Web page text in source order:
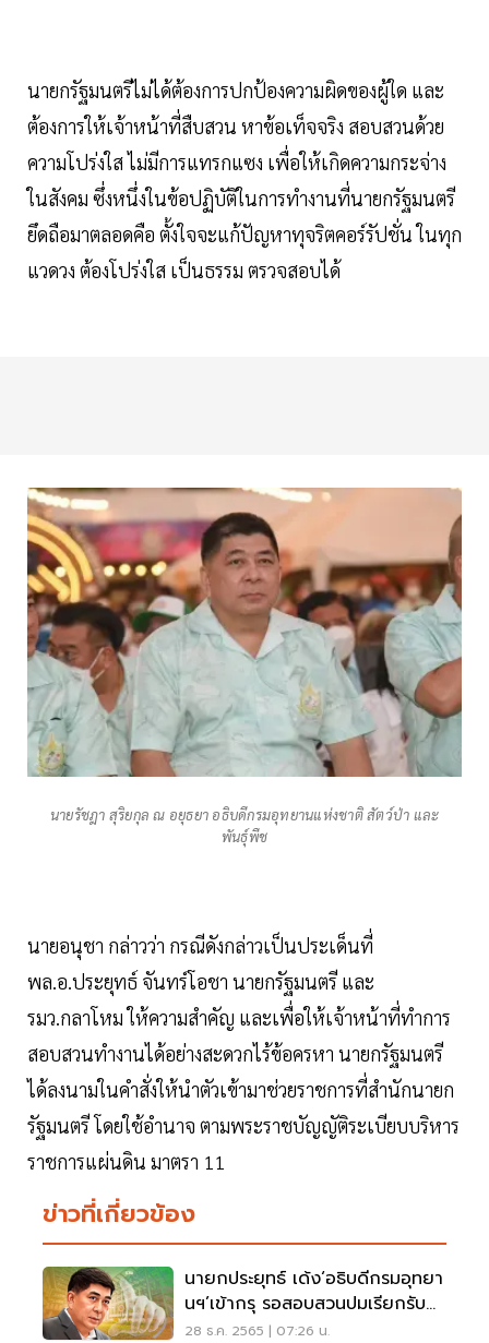
นายกรัฐมนตรีไม่ได้ต้องการปกป้องความผิดของผู้ใด และ
ต้องการให้เจ้าหน้าที่สืบสวน หาข้อเท็จจริง สอบสวนด้วย
ความโปร่งใส ไม่มีการแทรกแซง เพื่อให้เกิดความกระจ่าง
ในสังคม ซึ่งหนึ่งในข้อปฏิบัติในการทำงานที่นายกรัฐมนตรี
ยึดถือมาตลอดคือ ตั้งใจจะแก้ปัญหาทุจริตคอร์รัปชั่น ในทุก
แวดวง ต้องโปร่งใส เป็นธรรม ตรวจสอบได้
นายรัชฎา สุริยกุล ณ อยุธยา อธิบดีกรมอุทยานแห่งชาติ สัตว์ป่า และ
พันธุ์พืช
นายอนุชา กล่าวว่า กรณีดังกล่าวเป็นประเด็นที่
พล.อ.ประยุทธ์ จันทร์โอชา นายกรัฐมนตรี และ
รมว.กลาโหม ให้ความสำคัญ และเพื่อให้เจ้าหน้าที่ทำการ
สอบสวนทำงานได้อย่างสะดวกไร้ข้อครหา นายกรัฐมนตรี
ได้ลงนามในคำสั่งให้นำตัวเข้ามาช่วยราชการที่สำนักนายก
รัฐมนตรี โดยใช้อำนาจ ตามพระราชบัญญัติระเบียบบริหาร
ราชการแผ่นดิน มาตรา 11
ข่าวที่เกี่ยวข้อง
นายกประยุทธ์ เด้ง‘อธิบดีกรมอุทยา
นฯ’เข้ากรุ รอสอบสวนปมเรียกรับ
เงิน
28 ธ.ค. 2565 | 07:26 น.